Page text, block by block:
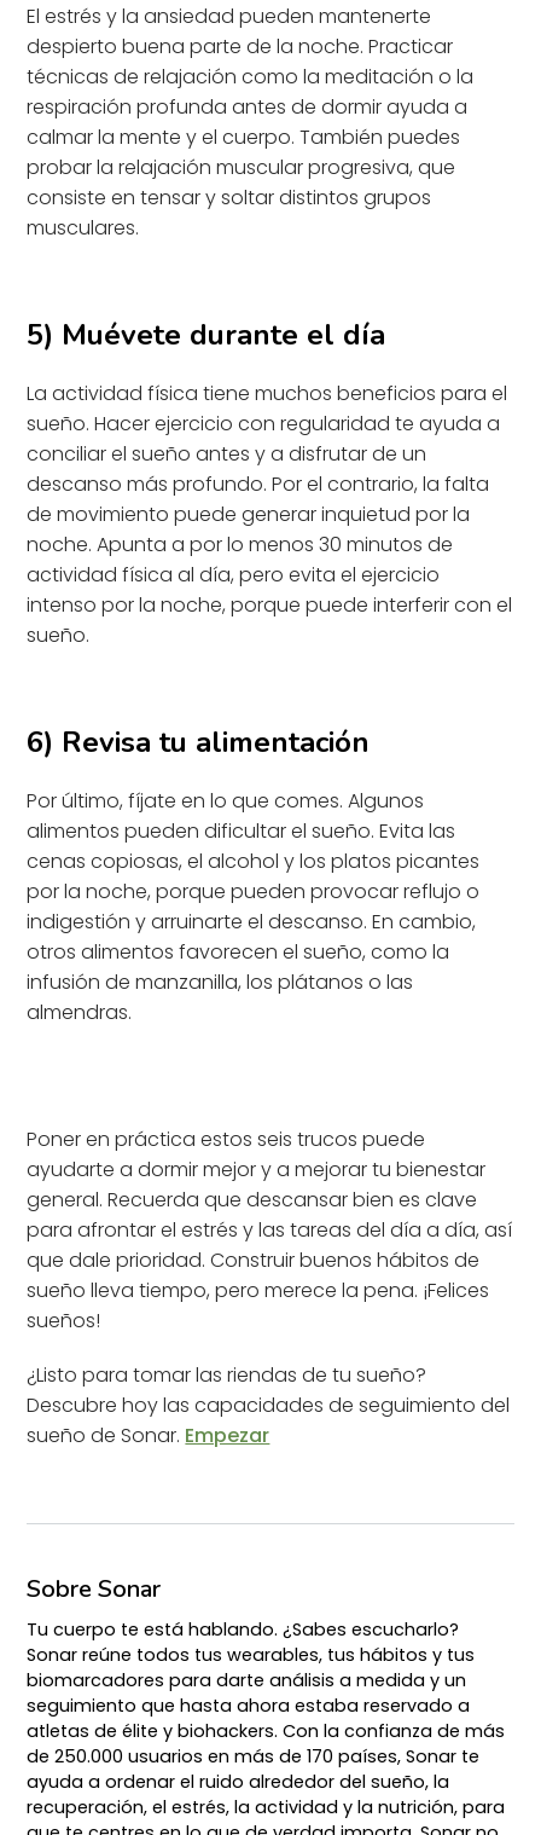
El estrés y la ansiedad pueden mantenerte
despierto buena parte de la noche. Practicar
técnicas de relajación como la meditación o la
respiración profunda antes de dormir ayuda a
calmar la mente y el cuerpo. También puedes
probar la relajación muscular progresiva, que
consiste en tensar y soltar distintos grupos
musculares.
5) Muévete durante el día
La actividad física tiene muchos beneficios para el
sueño. Hacer ejercicio con regularidad te ayuda a
conciliar el sueño antes y a disfrutar de un
descanso más profundo. Por el contrario, la falta
de movimiento puede generar inquietud por la
noche. Apunta a por lo menos 30 minutos de
actividad física al día, pero evita el ejercicio
intenso por la noche, porque puede interferir con el
sueño.
6) Revisa tu alimentación
Por último, fíjate en lo que comes. Algunos
alimentos pueden dificultar el sueño. Evita las
cenas copiosas, el alcohol y los platos picantes
por la noche, porque pueden provocar reflujo o
indigestión y arruinarte el descanso. En cambio,
otros alimentos favorecen el sueño, como la
infusión de manzanilla, los plátanos o las
almendras.
Poner en práctica estos seis trucos puede
ayudarte a dormir mejor y a mejorar tu bienestar
general. Recuerda que descansar bien es clave
para afrontar el estrés y las tareas del día a día, así
que dale prioridad. Construir buenos hábitos de
sueño lleva tiempo, pero merece la pena. ¡Felices
sueños!
¿Listo para tomar las riendas de tu sueño?
Descubre hoy las capacidades de seguimiento del
sueño de Sonar. Empezar
Sobre Sonar
Tu cuerpo te está hablando. ¿Sabes escucharlo?
Sonar reúne todos tus wearables, tus hábitos y tus
biomarcadores para darte análisis a medida y un
seguimiento que hasta ahora estaba reservado a
atletas de élite y biohackers. Con la confianza de más
de 250.000 usuarios en más de 170 países, Sonar te
ayuda a ordenar el ruido alrededor del sueño, la
recuperación, el estrés, la actividad y la nutrición, para